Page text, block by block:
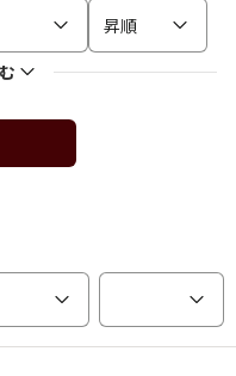
昇順